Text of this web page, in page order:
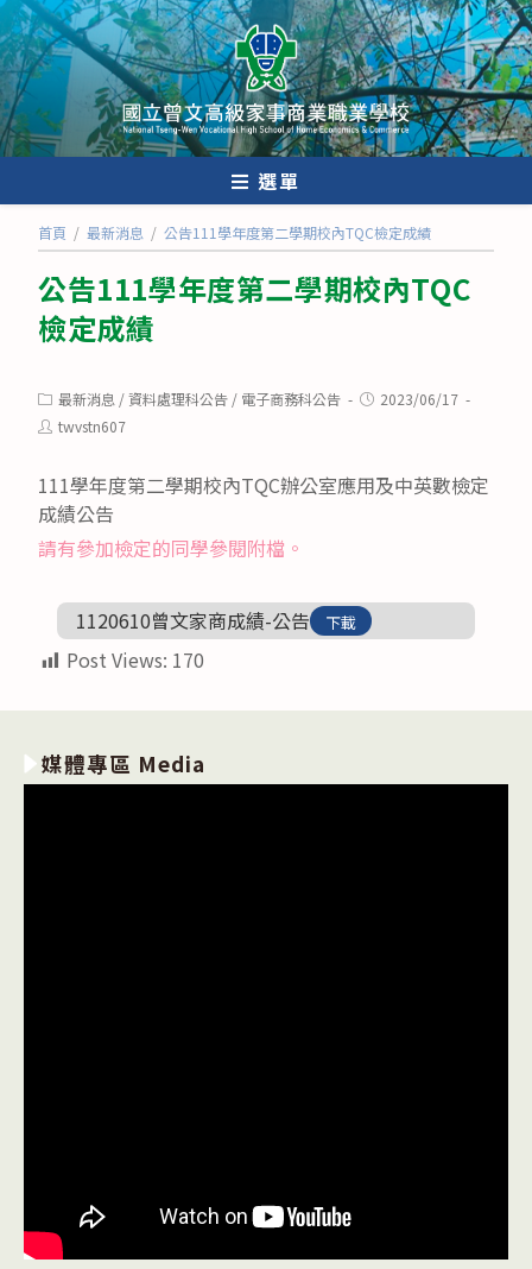
跳
轉
至
主
要
內
選單
首頁 / 最新消息 / 公告111學年度第二學期校內TQC檢定成績
公告111學年度第二學期校內TQC
檢定成績
Post
category:
最新消息 /資料處理科公告 / 電子商務科公告
Post2023/06/17
Posttwvstn607
111學年度第二學期校內TQC辦公室應用及中英數檢定
成績公告
請有參加檢定的同學參閱附檔。
1120610曾文家商成績-公告 下載
Post Views: 170
媒體專區 Media